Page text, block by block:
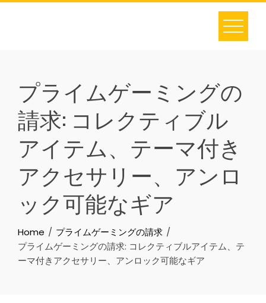
Skip
プライムゲーミングの
請求: コレクティブル
アイテム、テーマ付き
アクセサリー、アンロ
ック可能なギア
Home
プライムゲーミングの請求
プライムゲーミングの請求: コレクティブルアイテム、テ
ーマ付きアクセサリー、アンロック可能なギア